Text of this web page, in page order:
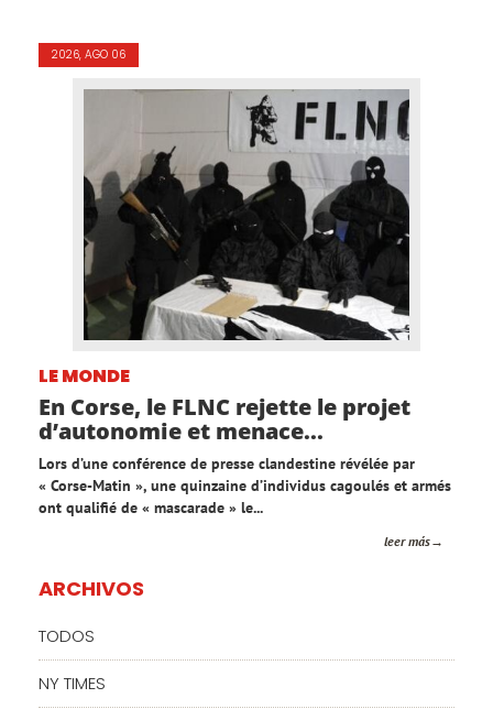
2026, AGO 06
LE MONDE
En Corse, le FLNC rejette le projet
d’autonomie et menace...
Lors d’une conférence de presse clandestine révélée par
« Corse-Matin », une quinzaine d’individus cagoulés et armés
ont qualifié de « mascarade » le...
leer más
ARCHIVOS
TODOS
NY TIMES